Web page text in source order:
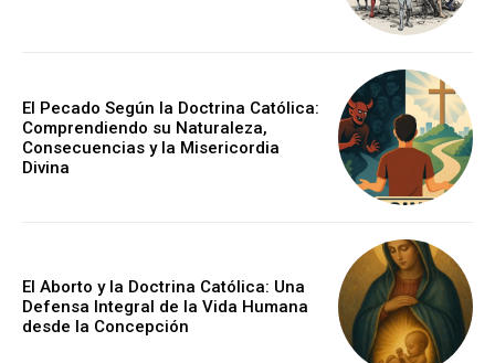
El Pecado Según la Doctrina Católica:
Comprendiendo su Naturaleza,
Consecuencias y la Misericordia
Divina
El Aborto y la Doctrina Católica: Una
Defensa Integral de la Vida Humana
desde la Concepción